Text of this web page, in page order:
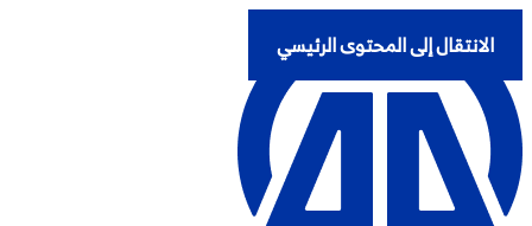
الانتقال إلى المحتوى الرئيسي